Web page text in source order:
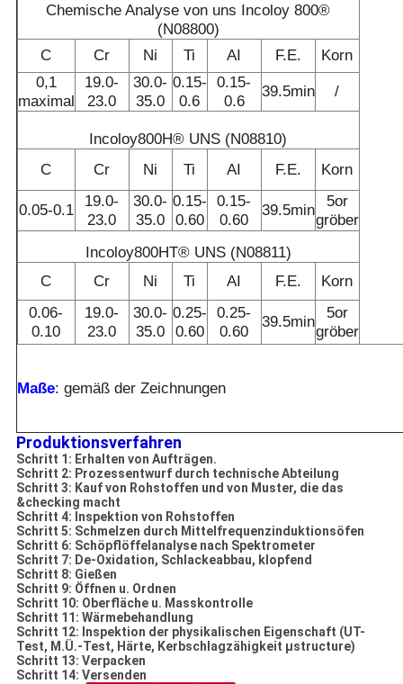
Chemische Analyse von uns Incoloy 800®
(N08800)
C
Cr Ni Ti AI F.E.
Korn
0,1
maximal
19.0-
23.0
30.0-
35.0
0.15-
0.6
0.15-
0.6
39.5min /
Incoloy800H® UNS (N08810)
C
Cr Ni Ti AI F.E. Korn
0.05-0.1
19.0-
23.0
30.0-
35.0
0.15-
0.60
0.15-
0.60
39.5min
5or
gröber
Incoloy800HT® UNS (N08811)
C
Cr Ni Ti AI F.E.
Korn
0.06-
0.10
19.0-
23.0
30.0-
35.0
0.25-
0.60
0.25-
0.60
39.5min
5or
gröber
Maße: gemäß der Zeichnungen
Produktionsverfahren
Schritt 1: Erhalten von Aufträgen.
Schritt 2: Prozessentwurf durch technische Abteilung
Schritt 3: Kauf von Rohstoffen und von Muster, die das
&checking macht
Schritt 4: Inspektion von Rohstoffen
Schritt 5: Schmelzen durch Mittelfrequenzinduktionsöfen
Schritt 6: Schöpflöffelanalyse nach Spektrometer
Schritt 7: De-Oxidation, Schlackeabbau, klopfend
Schritt 8: Gießen
Schritt 9: Öffnen u. Ordnen
Schritt 10: Oberfläche u. Masskontrolle
Schritt 11: Wärmebehandlung
Schritt 12: Inspektion der physikalischen Eigenschaft (UT-
Test, M.Ü.-Test, Härte, Kerbschlagzähigkeit µstructure)
Schritt 13: Verpacken
Schritt 14: Versenden